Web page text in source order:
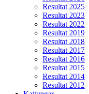
Resultat 2025
Resultat 2023
Resultat 2022
Resultat 2019
Resultat 2018
Resultat 2017
Resultat 2016
Resultat 2015
Resultat 2014
Resultat 2012